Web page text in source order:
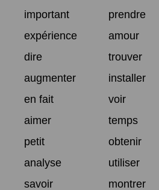
important
prendre
expérience
amour
dire
trouver
augmenter
installer
en fait
voir
aimer
temps
petit
obtenir
analyse
utiliser
savoir
montrer